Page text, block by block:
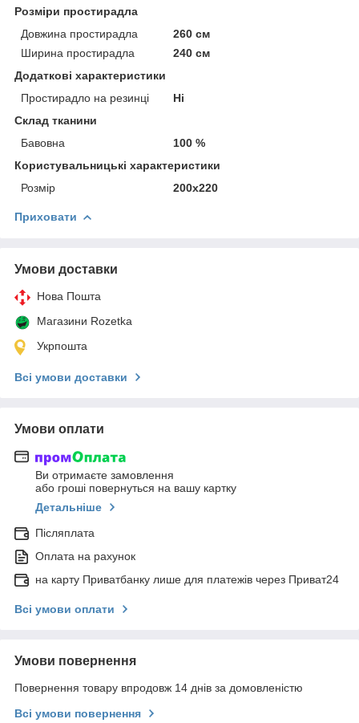
Розміри простирадла
Довжина простирадла
260 см
Ширина простирадла
240 см
Додаткові характеристики
Простирадло на резинці
Ні
Склад тканини
Бавовна
100 %
Користувальницькі характеристики
Розмір
200х220
Приховати
Умови доставки
Нова Пошта
Магазини Rozetka
Укрпошта
Всі умови доставки
Умови оплати
Ви отримаєте замовлення
або гроші повернуться на вашу картку
Детальніше
Післяплата
Оплата на рахунок
на карту Приватбанку лише для платежів через Приват24
Всі умови оплати
Умови повернення
Повернення товару впродовж 14 днів за домовленістю
Всі умови повернення